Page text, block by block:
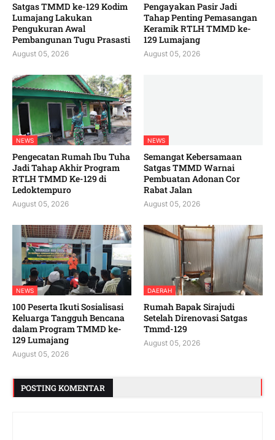
Satgas TMMD ke-129 Kodim
Lumajang Lakukan
Pengukuran Awal
Pembangunan Tugu Prasasti
August 05, 2026
Pengayakan Pasir Jadi
Tahap Penting Pemasangan
Keramik RTLH TMMD ke-
129 Lumajang
August 05, 2026
NEWS
Pengecatan Rumah Ibu Tuha
Jadi Tahap Akhir Program
RTLH TMMD Ke-129 di
Ledoktempuro
August 05, 2026
NEWS
Semangat Kebersamaan
Satgas TMMD Warnai
Pembuatan Adonan Cor
Rabat Jalan
August 05, 2026
NEWS
100 Peserta Ikuti Sosialisasi
Keluarga Tangguh Bencana
dalam Program TMMD ke-
129 Lumajang
August 05, 2026
DAERAH
Rumah Bapak Sirajudi
Setelah Direnovasi Satgas
Tmmd-129
August 05, 2026
POSTING KOMENTAR